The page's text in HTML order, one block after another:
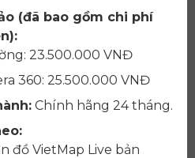
(đã bao gồm chi phí
23.500.000 VNĐ
360: 25.500.000 VNĐ
Chính hãng 24 tháng.
đồ VietMap Live bản